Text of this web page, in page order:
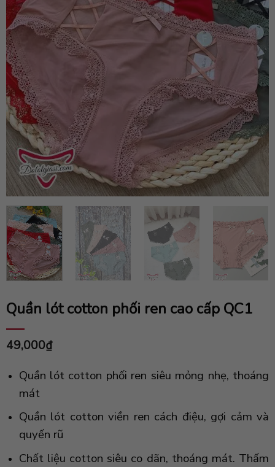
Quần lót cotton phối ren cao cấp QC1
49,000₫
Quần lót cotton phối ren siêu mỏng nhẹ, thoáng
mát
Quần lót cotton viền ren cách điệu, gợi cảm và
quyến rũ
Chất liệu cotton siêu co dãn, thoáng mát. Thấm